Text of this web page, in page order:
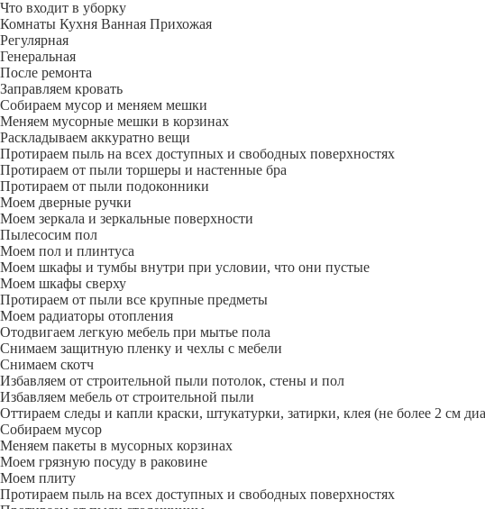
Что входит в уборку
Регу­лярная
Гене­ральная
После ремонта
Заправляем кровать
Собираем мусор и меняем мешки
Меняем мусорные мешки в корзинах
Раскладываем аккуратно вещи
Протираем пыль на всех доступных и свободных поверхностях
Протираем от пыли торшеры и настенные бра
Протираем от пыли подоконники
Моем дверные ручки
Моем зеркала и зеркальные поверхности
Пылесосим пол
Моем пол и плинтуса
Моем шкафы и тумбы внутри при условии, что они пустые
Моем шкафы сверху
Протираем от пыли все крупные предметы
Моем радиаторы отопления
Отодвигаем легкую мебель при мытье пола
Снимаем защитную пленку и чехлы с мебели
Снимаем скотч
Избавляем от строительной пыли потолок, стены и пол
Избавляем мебель от строительной пыли
Оттираем следы и капли краски, штукатурки, затирки, клея (не более 2 см
Собираем мусор
Меняем пакеты в мусорных корзинах
Моем грязную посуду в раковине
Моем плиту
Протираем пыль на всех доступных и свободных поверхностях